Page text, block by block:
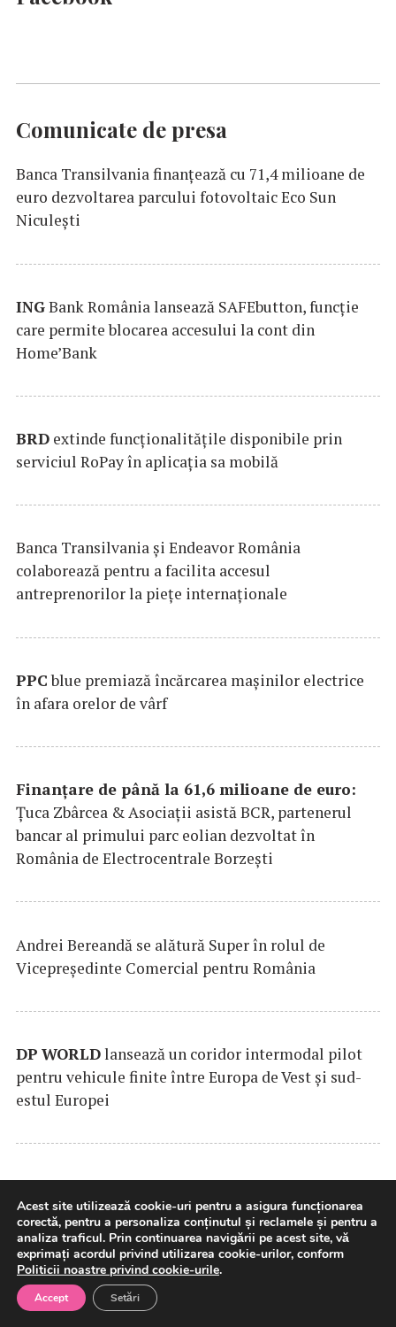
Comunicate de presa
Banca Transilvania finanțează cu 71,4 milioane de
euro dezvoltarea parcului fotovoltaic Eco Sun
Niculești
INGBank România lansează SAFEbutton, funcţie
care permite blocarea accesului la cont din
Home’Bank
BRD extinde funcţionalităţile disponibile prin
serviciul RoPay în aplicaţia sa mobilă
Banca Transilvania şi Endeavor România
colaborează pentru a facilita accesul
antreprenorilor la pieţe internaţionale
PPCblue premiază încărcarea maşinilor electrice
în afara orelor de vârf
Finanțare de până la 61,6 milioane de euro:
Țuca Zbârcea & Asociații asistă BCR, partenerul
bancar al primului parc eolian dezvoltat în
România de Electrocentrale Borzești
Andrei Bereandă se alătură Super în rolul de
Vicepreședinte Comercial pentru România
DP WORLDlansează un coridor intermodal pilot
pentru vehicule finite între Europa de Vest și sud-
estul Europei
Exim Banca Românească, parte a consorțiului de
bănci care finanțează dezvoltareaMOOVLeasing și
extinderea leasingului operațional în România
Acest site utilizează cookie-uri pentru a asigura funcționarea
corectă, pentru a personaliza conținutul și reclamele și pentru a
analiza traficul. Prin continuarea navigării pe acest site, vă
exprimați acordul privind utilizarea cookie-urilor, conform
Politicii noastre privind cookie-urile.
Accept Setări